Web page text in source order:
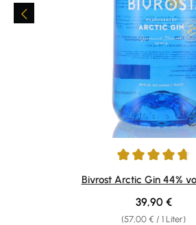
Durchschnittliche Bewertung von 4.8
Bivrost Arctic Gin 44%
(57,00 € / 1 Liter)
Regulärer
39,90 €